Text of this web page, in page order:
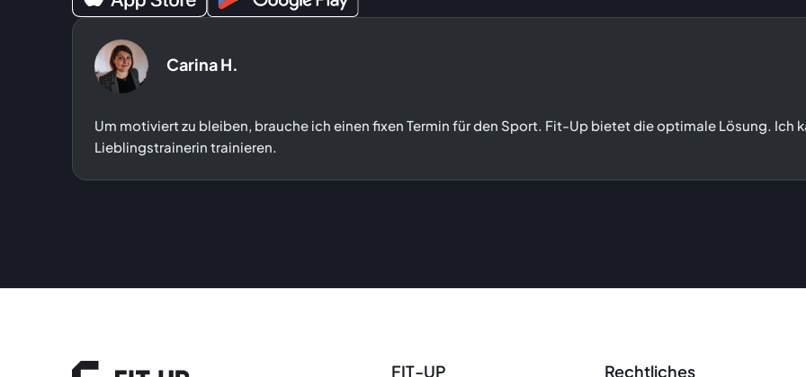
Carina H.
Um motiviert zu bleiben, brauche ich einen fixen Termin für den Sport. Fit-Up bietet die optimale Lösung. Ich
Lieblingstrainerin trainieren.
FIT-UP Rechtliches